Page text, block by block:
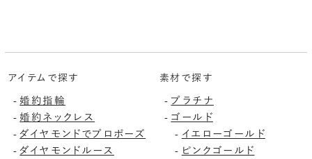
アイテムで探す
-婚約指輪
-婚約ネックレス
-ダイヤモンドでプロポーズ
-ダイヤモンドルース
素材で探す
- プラチナ
- ゴールド
- イエローゴールド
- ピンクゴールド